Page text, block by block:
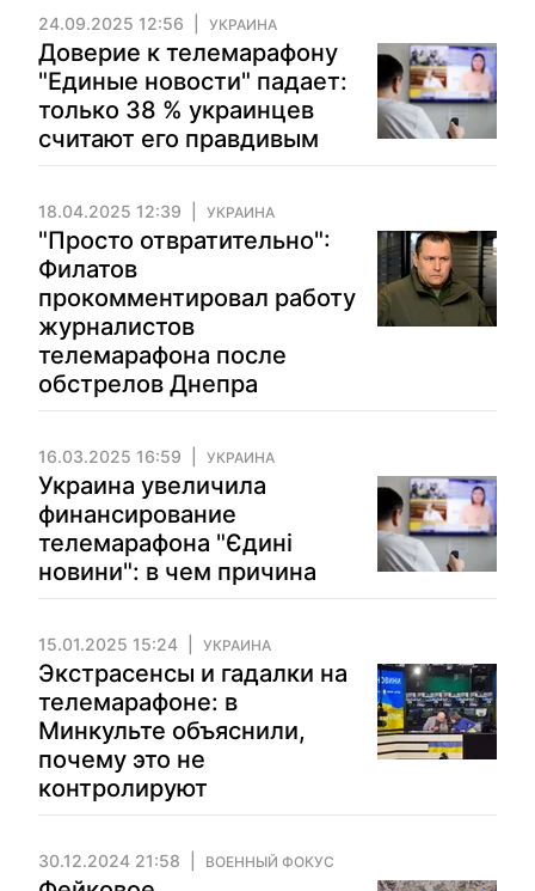
24.09.2025 12:56 УКРАИНА
Доверие к телемарафону
"Единые новости" падает:
только 38 % украинцев
считают его правдивым
18.04.2025 12:39 УКРАИНА
"Просто отвратительно":
Филатов
прокомментировал работу
журналистов
телемарафона после
обстрелов Днепра
16.03.2025 16:59 УКРАИНА
Украина увеличила
финансирование
телемарафона "Єдині
новини": в чем причина
15.01.2025 15:24 УКРАИНА
Экстрасенсы и гадалки на
телемарафоне: в
Минкульте объяснили,
почему это не
контролируют
30.12.2024 21:58 ВОЕННЫЙ ФОКУС